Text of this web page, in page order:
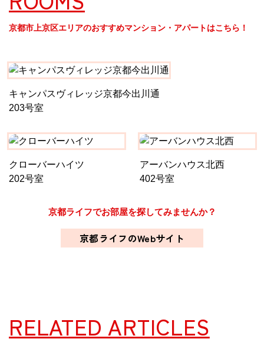
京都市上京区エリアのおすすめマンション・アパートはこちら！
キャンパスヴィレッジ京都今出川通
203号室
クローバーハイツ
202号室
アーバンハウス北西
402号室
京都ライフでお部屋を探してみませんか？
京都ライフのWebサイト
RELATED ARTICLES